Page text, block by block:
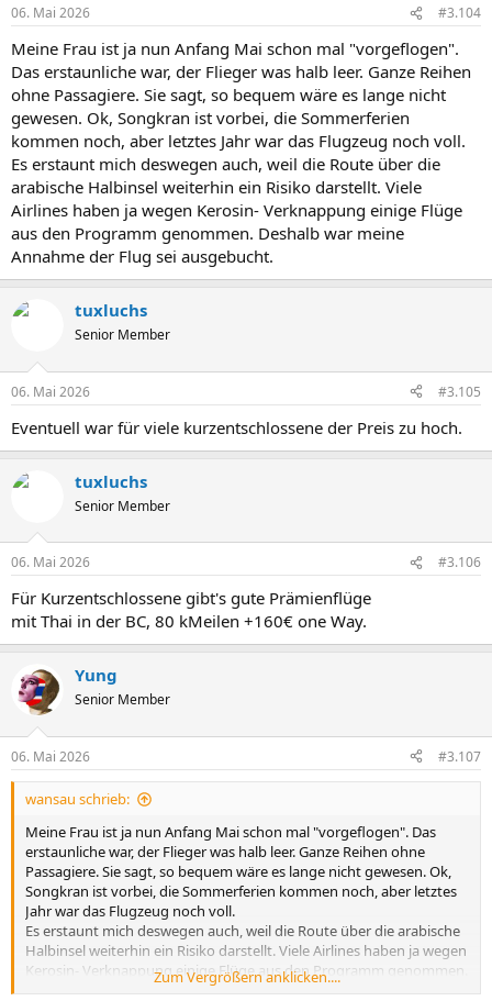
06. Mai 2026 #3.104
Meine Frau ist ja nun Anfang Mai schon mal "vorgeflogen".
Das erstaunliche war, der Flieger was halb leer. Ganze Reihen
ohne Passagiere. Sie sagt, so bequem wäre es lange nicht
gewesen. Ok, Songkran ist vorbei, die Sommerferien
kommen noch, aber letztes Jahr war das Flugzeug noch voll.
Es erstaunt mich deswegen auch, weil die Route über die
arabische Halbinsel weiterhin ein Risiko darstellt. Viele
Airlines haben ja wegen Kerosin- Verknappung einige Flüge
aus den Programm genommen. Deshalb war meine
Annahme der Flug sei ausgebucht.
tuxluchs
Senior Member
06. Mai 2026 #3.105
Eventuell war für viele kurzentschlossene der Preis zu hoch.
tuxluchs
Senior Member
06. Mai 2026 #3.106
Für Kurzentschlossene gibt's gute Prämienflüge
mit Thai in der BC, 80 kMeilen +160€ one Way.
Yung
Senior Member
06. Mai 2026 #3.107
wansau schrieb:
Meine Frau ist ja nun Anfang Mai schon mal "vorgeflogen". Das
erstaunliche war, der Flieger was halb leer. Ganze Reihen ohne
Passagiere. Sie sagt, so bequem wäre es lange nicht gewesen. Ok,
Songkran ist vorbei, die Sommerferien kommen noch, aber letztes
Jahr war das Flugzeug noch voll.
Es erstaunt mich deswegen auch, weil die Route über die arabische
Halbinsel weiterhin ein Risiko darstellt. Viele Airlines haben ja wegen
Kerosin- Verknappung einige Flüge aus den Programm genommen.
Deshalb war meine Annahme der Flug sei ausgebucht.
Zum Vergrößern anklicken....